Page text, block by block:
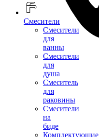
Смесители
Смесители
для
ванны
Смесители
для
душа
Смеситель
для
раковины
Смесители
на
биде
Комплектующие